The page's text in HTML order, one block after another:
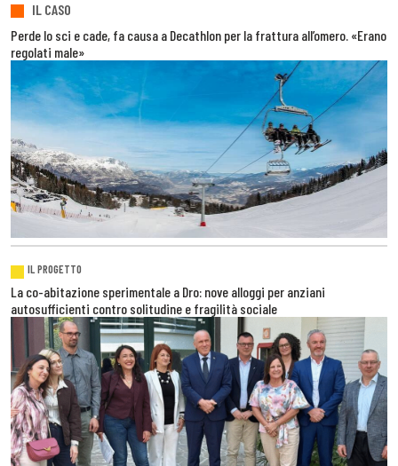
IL CASO
Perde lo sci e cade, fa causa a Decathlon per la frattura all’omero. «Erano
regolati male»
IL PROGETTO
La co-abitazione sperimentale a Dro: nove alloggi per anziani
autosufficienti contro solitudine e fragilità sociale